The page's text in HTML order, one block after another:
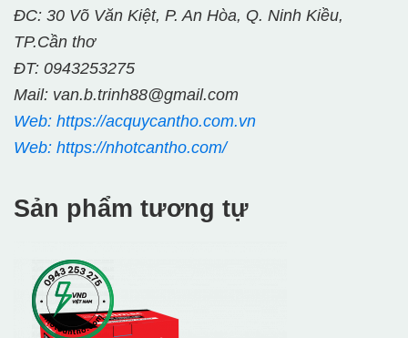
ĐC: 30 Võ Văn Kiệt, P. An Hòa, Q. Ninh Kiều,
TP.Cần thơ
ĐT: 0943253275
Mail: van.b.trinh88@gmail.com
Web: https://acquycantho.com.vn
Web: https://nhotcantho.com/
Sản phẩm tương tự